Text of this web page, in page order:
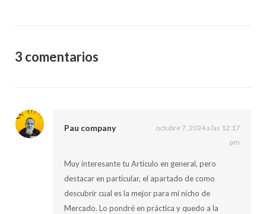
3 comentarios
Pau company
octubre 7, 2024 a las 12:17
pm
Muy interesante tu Articulo en general, pero
destacar en particular, el apartado de como
descubrir cual es la mejor para mí nicho de
Mercado. Lo pondré en práctica y quedo a la